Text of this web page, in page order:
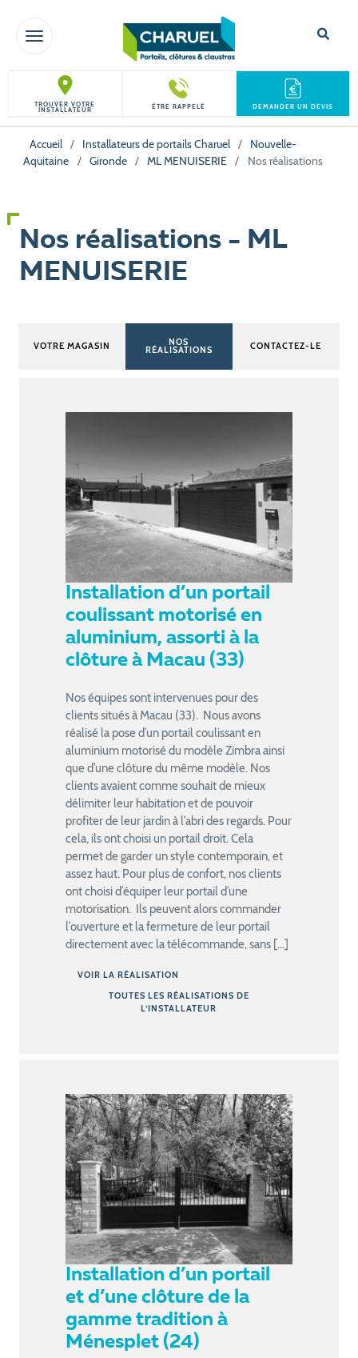
TOGGLE NAVIGATION
TROUVER VOTRE
INSTALLATEUR ÊTRE RAPPELÉ DEMANDER UN DEVIS
Accueil / Installateurs de portails Charuel /
Nouvelle-
Aquitaine
/ Gironde / ML MENUISERIE / Nos réalisations
Nos réalisations - ML
MENUISERIE
VOTRE MAGASIN NOS
RÉALISATIONS CONTACTEZ-LE
Installation d’un portail
coulissant motorisé en
aluminium, assorti à la
clôture à Macau (33)
Nos équipes sont intervenues pour des
clients situés à Macau (33). Nous avons
réalisé la pose d’un portail coulissant en
aluminium motorisé du modèle Zimbra ainsi
que d’une clôture du même modèle. Nos
clients avaient comme souhait de mieux
délimiter leur habitation et de pouvoir
profiter de leur jardin à l’abri des regards. Pour
cela, ils ont choisi un portail droit. Cela
permet de garder un style contemporain, et
assez haut. Pour plus de confort, nos clients
ont choisi d’équiper leur portail d’une
motorisation. Ils peuvent alors commander
l’ouverture et la fermeture de leur portail
directement avec la télécommande, sans […]
VOIR LA RÉALISATION
TOUTES LES RÉALISATIONS DE
L’INSTALLATEUR
Installation d’un portail
et d’une clôture de la
gamme tradition à
Ménesplet (24)